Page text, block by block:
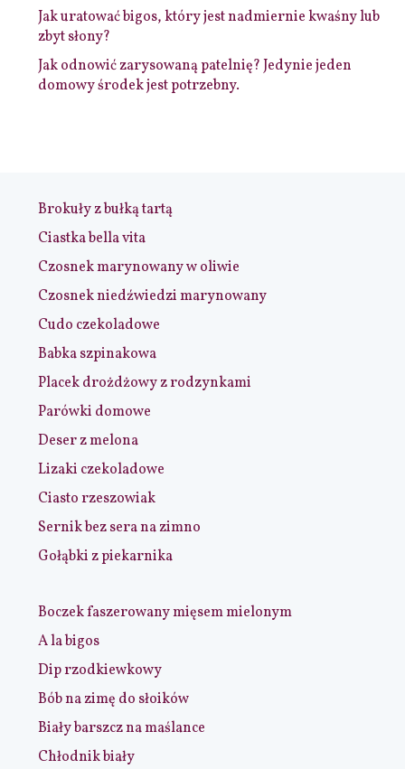
Jak uratować bigos, który jest nadmiernie kwaśny lub
zbyt słony?
Jak odnowić zarysowaną patelnię? Jedynie jeden
domowy środek jest potrzebny.
Brokuły z bułką tartą
Ciastka bella vita
Czosnek marynowany w oliwie
Czosnek niedźwiedzi marynowany
Cudo czekoladowe
Babka szpinakowa
Placek drożdżowy z rodzynkami
Parówki domowe
Deser z melona
Lizaki czekoladowe
Ciasto rzeszowiak
Sernik bez sera na zimno
Gołąbki z piekarnika
Boczek faszerowany mięsem mielonym
A la bigos
Dip rzodkiewkowy
Bób na zimę do słoików
Biały barszcz na maślance
Chłodnik biały